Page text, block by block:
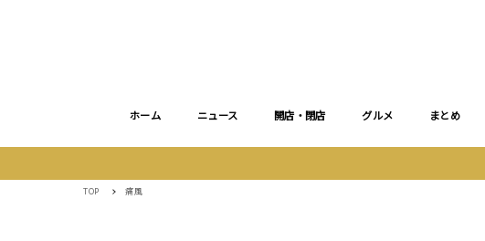
ホーム ニュース 開店・閉店 グルメ まとめ
TOP 痛風